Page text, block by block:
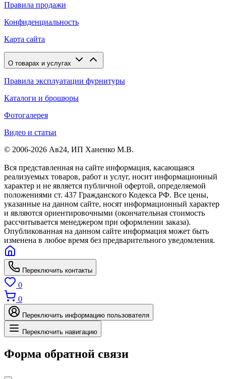
Правила продажи
Конфиденциальность
Карта сайта
О товарах и услугах
Правила эксплуатации фурнитуры
Каталоги и брошюры
Фотогалерея
Видео и статьи
© 2006-2026 Ав24, ИП Ханенко М.В.
Вся представленная на сайте информация, касающаяся
реализуемых товаров, работ и услуг, носит информационный
характер и не является публичной офертой, определяемой
положениями ст. 437 Гражданского Кодекса РФ. Все цены,
указанные на данном сайте, носят информационный характер
и являются ориентировочными (окончательная стоимость
рассчитывается менеджером при оформлении заказа).
Опубликованная на данном сайте информация может быть
изменена в любое время без предварительного уведомления.
Переключить контакты
0
0
Переключить информацию пользователя
Переключить навигацию
Форма обратной связи